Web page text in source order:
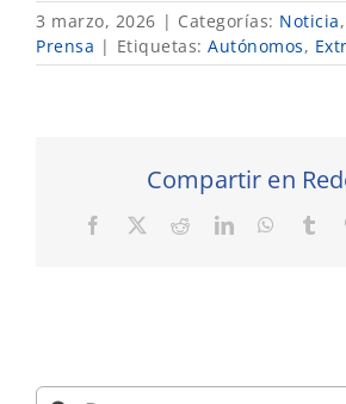
3 marzo, 2026 | Categorías: Noticia,
Prensa | Etiquetas: Autónomos,
Compartir en
Facebook RedditLinkedIn